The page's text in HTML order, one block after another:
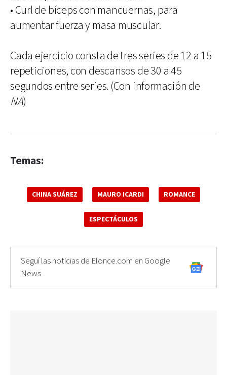
• Curl de bíceps con mancuernas, para
aumentar fuerza y masa muscular.
Cada ejercicio consta de tres series de 12 a 15
repeticiones, con descansos de 30 a 45
segundos entre series. (Con información de
NA)
Temas:
CHINA SUÁREZ MAURO ICARDI ROMANCE
ESPECTÁCULOS
Seguí las noticias de Elonce.com en Google
News